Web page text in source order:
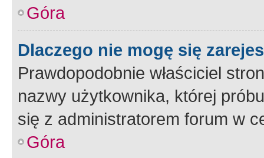
Góra
Dlaczego nie mogę się
Prawdopodobnie właściciel
nazwy użytkownika, której
się z administratorem forum w
Góra